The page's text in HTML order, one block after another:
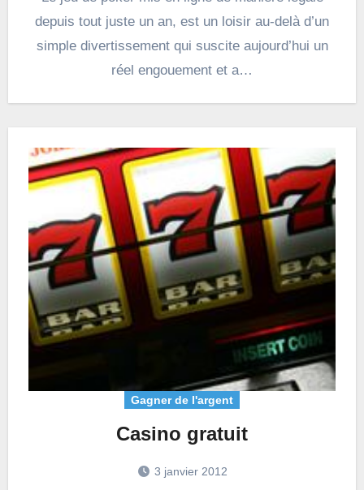
depuis tout juste un an, est un loisir au-delà d’un
simple divertissement qui suscite aujourd’hui un
réel engouement et a…
Gagner de l'argent
Casino gratuit
3 janvier 2012